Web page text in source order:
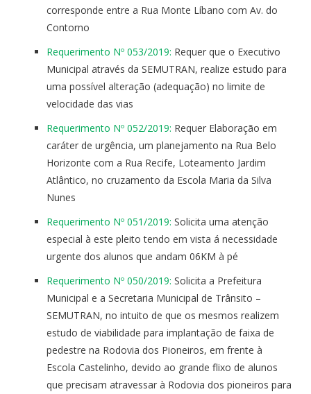
corresponde entre a Rua Monte Líbano com Av. do
Contorno
Requerimento Nº 053/2019: Requer que o Executivo
Municipal através da SEMUTRAN, realize estudo para
uma possível alteração (adequação) no limite de
velocidade das vias
Requerimento Nº 052/2019: Requer Elaboração em
caráter de urgência, um planejamento na Rua Belo
Horizonte com a Rua Recife, Loteamento Jardim
Atlântico, no cruzamento da Escola Maria da Silva
Nunes
Requerimento Nº 051/2019: Solicita uma atenção
especial à este pleito tendo em vista á necessidade
urgente dos alunos que andam 06KM à pé
Requerimento Nº 050/2019: Solicita a Prefeitura
Municipal e a Secretaria Municipal de Trânsito –
SEMUTRAN, no intuito de que os mesmos realizem
estudo de viabilidade para implantação de faixa de
pedestre na Rodovia dos Pioneiros, em frente à
Escola Castelinho, devido ao grande flixo de alunos
que precisam atravessar à Rodovia dos pioneiros para